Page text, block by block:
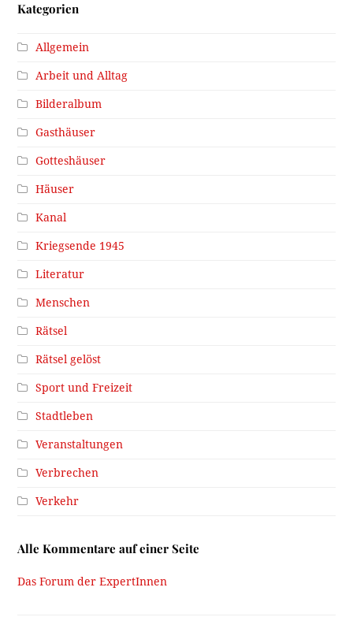
Kategorien
Allgemein
Arbeit und Alltag
Bilderalbum
Gasthäuser
Gotteshäuser
Häuser
Kanal
Kriegsende 1945
Literatur
Menschen
Rätsel
Rätsel gelöst
Sport und Freizeit
Stadtleben
Veranstaltungen
Verbrechen
Verkehr
Alle Kommentare auf einer Seite
Das Forum der ExpertInnen